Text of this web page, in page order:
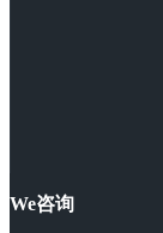
We咨询